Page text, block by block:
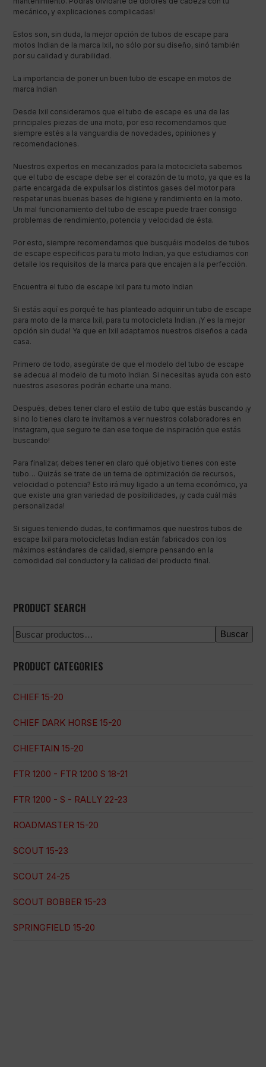
mecánico, y explicaciones complicadas!
Estos son, sin duda, la mejor opción de tubos de escape para
motos Indian de la marca Ixil, no sólo por su diseño, sinó también
por su calidad y durabilidad.
La importancia de poner un buen tubo de escape en motos de
marca Indian
Desde Ixil consideramos que el tubo de escape es una de las
principales piezas de una moto, por eso recomendamos que
siempre estés a la vanguardia de novedades, opiniones y
recomendaciones.
Nuestros expertos en mecanizados para la motocicleta sabemos
que el tubo de escape debe ser el corazón de tu moto, ya que es la
parte encargada de expulsar los distintos gases del motor para
respetar unas buenas bases de higiene y rendimiento en la moto.
Un mal funcionamiento del tubo de escape puede traer consigo
problemas de rendimiento, potencia y velocidad de ésta.
Por esto, siempre recomendamos que busquéis modelos de tubos
de escape específicos para tu moto Indian, ya que estudiamos con
detalle los requisitos de la marca para que encajen a la perfección.
Encuentra el tubo de escape Ixil para tu moto Indian
Si estás aquí es porqué te has planteado adquirir un tubo de escape
para moto de la marca Ixil, para tu motocicleta Indian. ¡Y es la mejor
opción sin duda! Ya que en Ixil adaptamos nuestros diseños a cada
casa.
Primero de todo, asegúrate de que el modelo del tubo de escape
se adecua al modelo de tu moto Indian. Si necesitas ayuda con esto
nuestros asesores podrán echarte una mano.
Después, debes tener claro el estilo de tubo que estás buscando ¡y
si no lo tienes claro te invitamos a ver nuestros colaboradores en
Instagram, que seguro te dan ese toque de inspiración que estás
buscando!
Para finalizar, debes tener en claro qué objetivo tienes con este
tubo… Quizás se trate de un tema de optimización de recursos,
velocidad o potencia? Esto irá muy ligado a un tema económico, ya
que existe una gran variedad de posibilidades, ¡y cada cuál más
personalizada!
Si sigues teniendo dudas, te confirmamos que nuestros tubos de
escape Ixil para motocicletas Indian están fabricados con los
máximos estándares de calidad, siempre pensando en la
comodidad del conductor y la calidad del producto final.
PRODUCT SEARCH
Buscar
PRODUCT CATEGORIES
CHIEF 15-20
CHIEF DARK HORSE 15-20
CHIEFTAIN 15-20
FTR 1200 - FTR 1200 S 18-21
FTR 1200 - S - RALLY 22-23
ROADMASTER 15-20
SCOUT 15-23
SCOUT 24-25
SCOUT BOBBER 15-23
SPRINGFIELD 15-20